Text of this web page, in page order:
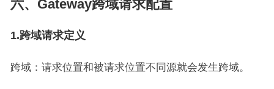
六、Gateway跨域请求配置
1.跨域请求定义
跨域：请求位置和被请求位置不同源就会发生跨域。